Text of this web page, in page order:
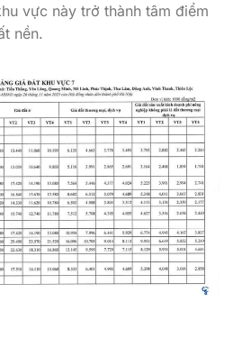
vực này trở thành tâm điểm
nền.